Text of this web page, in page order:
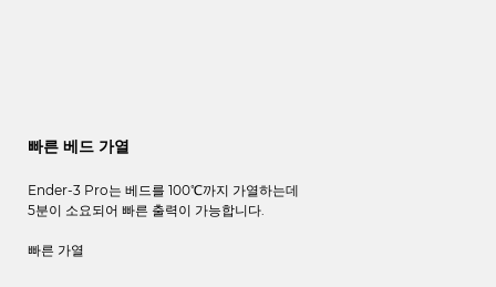
빠른 베드 가열
Ender-3 Pro는 베드를 100℃까지 가열하는데
5분이 소요되어 빠른 출력이 가능합니다.
빠른 가열